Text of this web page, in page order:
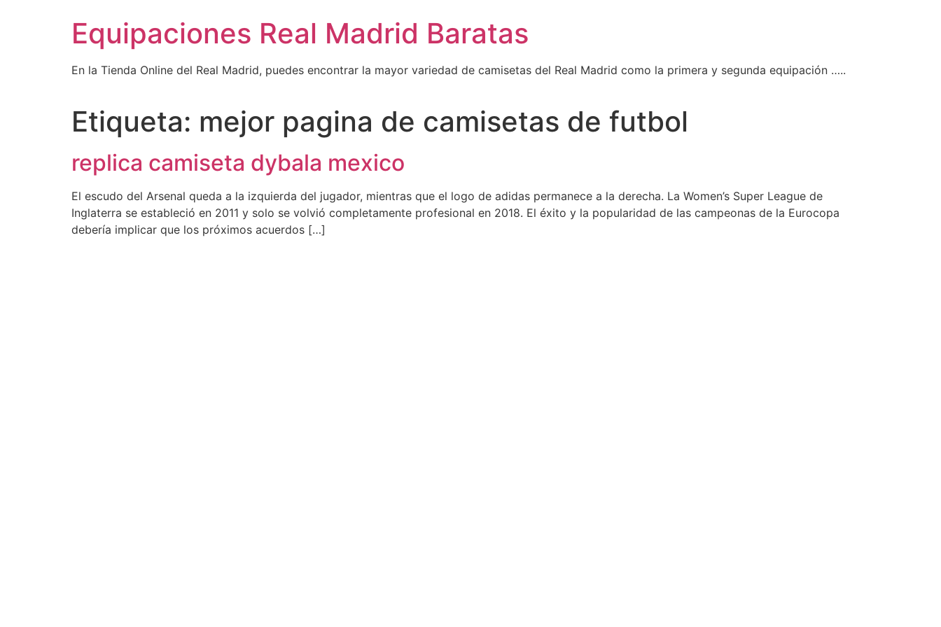
Equipaciones Real Madrid Baratas
En la Tienda Online del Real Madrid, puedes encontrar la mayor variedad de camisetas del Real Madrid como la primera y segunda equipación …..
Etiqueta: mejor pagina de camisetas de futbol
replica camiseta dybala mexico
El escudo del Arsenal queda a la izquierda del jugador, mientras que el logo de adidas permanece a la derecha. La Women’s Super League de
Inglaterra se estableció en 2011 y solo se volvió completamente profesional en 2018. El éxito y la popularidad de las campeonas de la Eurocopa
debería implicar que los próximos acuerdos […]